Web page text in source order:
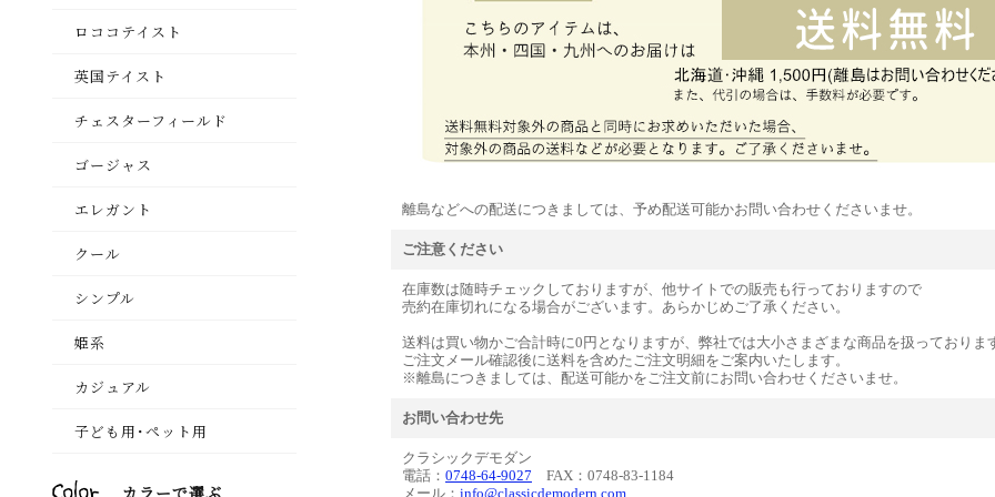
離島などへの配送につきましては、予め配送可能かお問い合わせくださいませ。
ご注意ください
在庫数は随時チェックしておりますが、他サイトでの販売も行っておりますので
売約在庫切れになる場合がございます。あらかじめご了承ください。
送料は買い物かご合計時に0円となりますが、弊社では大小さまざまな商品を扱っておりま
ご注文メール確認後に送料を含めたご注文明細をご案内いたします。
※離島につきましては、配送可能かをご注文前にお問い合わせくださいませ。
お問い合わせ先
クラシックデモダン
電話： 0748-64-9027 FAX：0748-83-1184
メール： info@classicdemodern.com